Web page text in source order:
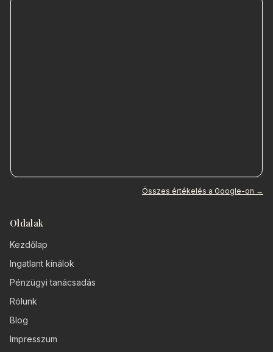
Összes értékelés a Google-on →
Oldalak
Kezdőlap
Ingatlant kínálok
Pénzügyi tanácsadás
Rólunk
Blog
Impresszum